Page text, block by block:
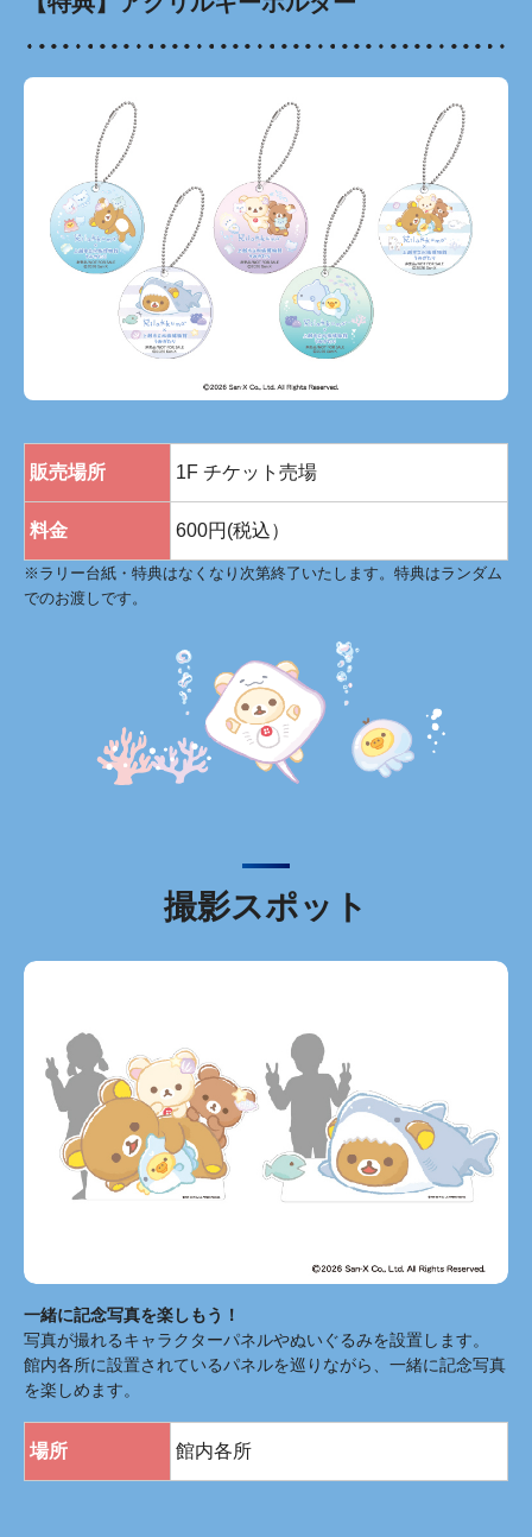
販売場所 1F チケット売場
料金 600円(税込）
※ラリー台紙・特典はなくなり次第終了いたします。特典はランダム
でのお渡しです。
撮影スポット
一緒に記念写真を楽しもう！
写真が撮れるキャラクターパネルやぬいぐるみを設置します。
館内各所に設置されているパネルを巡りながら、一緒に記念写真
を楽しめます。
場所 館内各所